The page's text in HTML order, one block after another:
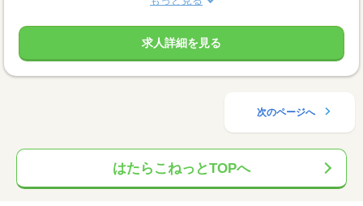
求人詳細を見る
次のページへ
はたらこねっとTOPへ